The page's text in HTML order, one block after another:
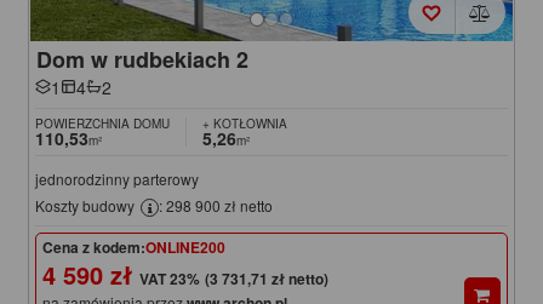
Dom w rudbekiach 2
1 4 2
POWIERZCHNIA DOMU
110,53m²
+ KOTŁOWNIA
5,26m²
jednorodzinny parterowy
Koszty budowy
: 298 900 zł netto
Cena z kodem:ONLINE200
4 590 zł (3 731,71 zł netto)